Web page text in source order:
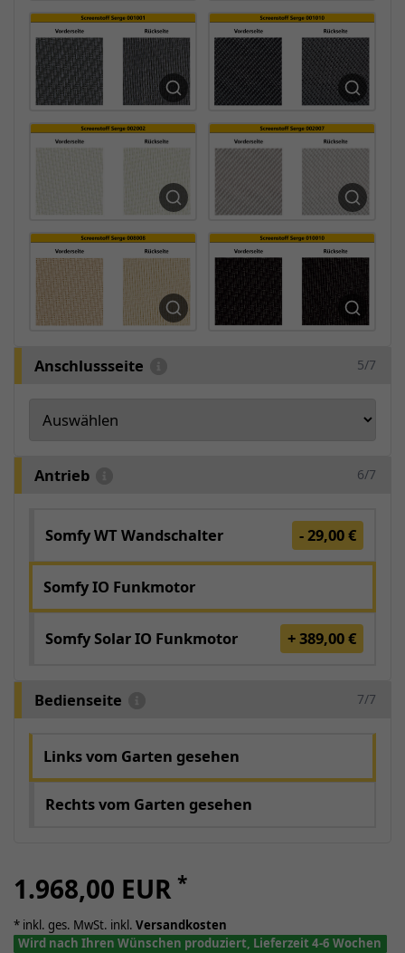
Anschlussseite 5/7
Antrieb 6/7
Somfy WT Wandschalter - 29,00 €
Somfy IO Funkmotor
Somfy Solar IO Funkmotor + 389,00 €
Bedienseite 7/7
Links vom Garten gesehen
Rechts vom Garten gesehen
1.968,00 EUR *
* inkl. ges. MwSt. inkl. Versandkosten
Wird nach Ihren Wünschen produziert, Lieferzeit 4-6 Wochen